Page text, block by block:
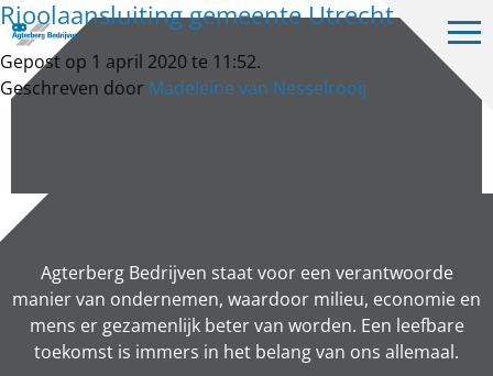
Bedrijven
Vacatures
Contact
Rioolaansluiting gemeente Utrecht
Gepost op 1 april 2020 te 11:52.
Geschreven door Madeleine van Nesselrooij
Agterberg Bedrijven staat voor een verantwoorde
manier van ondernemen, waardoor milieu, economie en
mens er gezamenlijk beter van worden. Een leefbare
toekomst is immers in het belang van ons allemaal.